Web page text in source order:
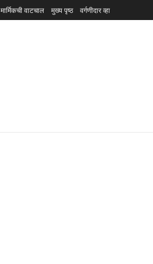
मार्मिकची वाटचाल मुख्य पृष्ठ वर्गणीदार व्हा